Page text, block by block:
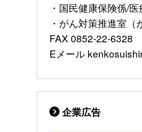
・国民健康保険係/
・がん対策推進室
FAX 0852-22-6328
Eメール
企業広告